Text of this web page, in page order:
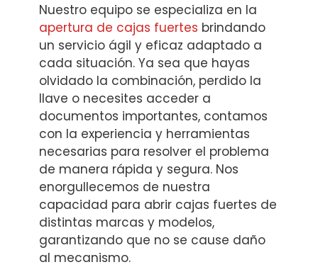
Nuestro equipo se especializa en la
apertura de cajas fuertes brindando
un servicio ágil y eficaz adaptado a
cada situación. Ya sea que hayas
olvidado la combinación, perdido la
llave o necesites acceder a
documentos importantes, contamos
con la experiencia y herramientas
necesarias para resolver el problema
de manera rápida y segura. Nos
enorgullecemos de nuestra
capacidad para abrir cajas fuertes de
distintas marcas y modelos,
garantizando que no se cause daño
al mecanismo.